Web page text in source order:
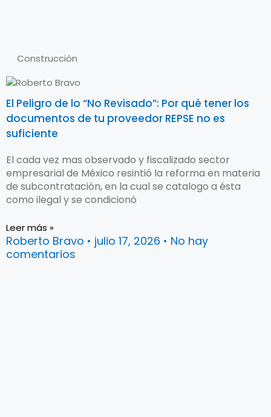
Construcción
El Peligro de lo “No Revisado”: Por qué tener los
documentos de tu proveedor REPSE no es
suficiente
El cada vez mas observado y fiscalizado sector
empresarial de México resintió la reforma en materia
de subcontratación, en la cual se catalogo a ésta
como ilegal y se condicionó
Leer más »
Roberto Bravo julio 17, 2026
No hay
comentarios